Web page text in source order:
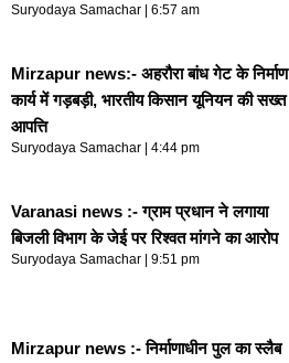
Suryodaya Samachar 6:57 am
Mirzapur news:- अहरौरा बांध गेट के निर्माण
कार्य में गड़बड़ी, भारतीय किसान यूनियन की सख्त
आपत्ति
Suryodaya Samachar 4:44 pm
Varanasi news :- ग्राम प्रधान ने लगाया
बिजली विभाग के जेई पर रिश्वत मांगने का आरोप
Suryodaya Samachar 9:51 pm
Mirzapur news :- निर्माणाधीन पुल का स्लैब